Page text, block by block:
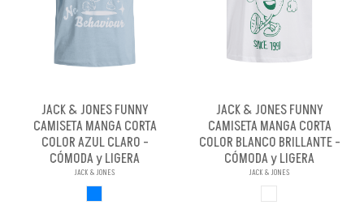
JACK & JONES FUNNY
CAMISETA MANGA CORTA
COLOR AZUL CLARO -
CÓMODA y LIGERA
JACK & JONES
JACK & JONES FUNNY
CAMISETA MANGA CORTA
COLOR BLANCO BRILLANTE -
CÓMODA y LIGERA
JACK & JONES